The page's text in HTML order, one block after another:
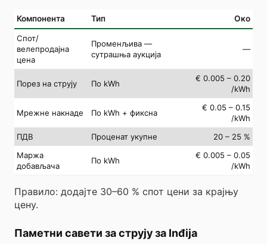
Компонента Тип Око
Спот/
велепродајна
цена
Променљива —
сутрашња аукција
—
Порез на струју По kWh
€ 0.005 – 0.20
/kWh
Мрежне накнаде По kWh + фиксна
€ 0.05 – 0.15
/kWh
ПДВ
Проценат укупне
20 – 25 %
Маржа
добављача
По kWh
€ 0.005 – 0.05
/kWh
Правило: додајте 30–60 % спот цени за крајњу
цену.
Паметни савети за струју за Inđija